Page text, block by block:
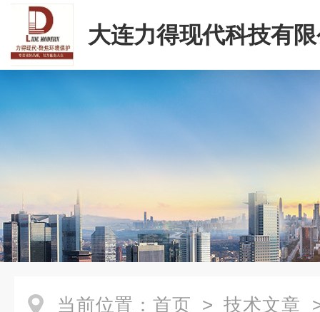
大连力得现代科技有
当前位置： 首页 > 技术文章